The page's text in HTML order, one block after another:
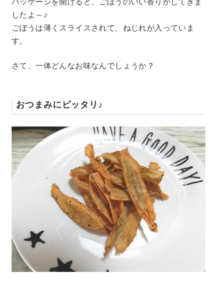
したよ～♪
ごぼうは薄くスライスされて、ねじれが入っていま
す。
さて、一体どんなお味なんでしょうか？
おつまみにピッタリ♪